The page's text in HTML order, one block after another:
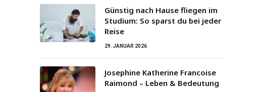
Günstig nach Hause fliegen im
Studium: So sparst du bei jeder
Reise
29. JANUAR 2026
Josephine Katherine Francoise
Raimond – Leben & Bedeutung